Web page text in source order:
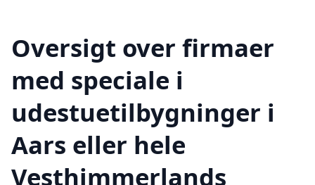
Oversigt over firmaer
med speciale i
udestuetilbygninger i
Aars eller hele
Vesthimmerlands